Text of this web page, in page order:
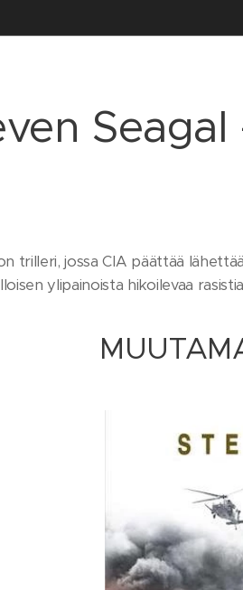
trilleri, jossa CIA päättää
ylipainoista hikoilevaa